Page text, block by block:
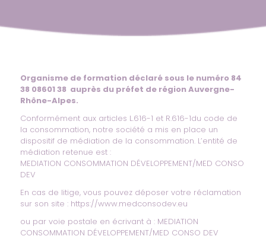
Organisme de formation déclaré sous le numéro 84
38 08601 38 auprès du préfet de région Auvergne-
Rhône-Alpes.
Conformément aux articles L.616-1 et R.616-1du code de
la consommation, notre société a mis en place un
dispositif de médiation de la consommation. L’entité de
médiation retenue est :
MEDIATION CONSOMMATION DÉVELOPPEMENT/MED CONSO
DEV
En cas de litige, vous pouvez déposer votre réclamation
sur son site : https://www.medconsodev.eu
ou par voie postale en écrivant à : MEDIATION
CONSOMMATION DÉVELOPPEMENT/MED CONSO DEV